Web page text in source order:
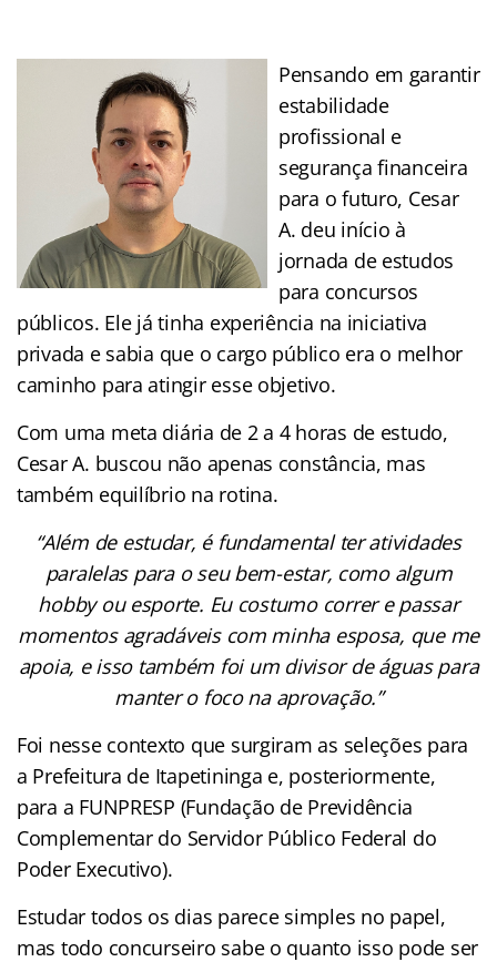
Pensando em garantir
estabilidade
profissional e
segurança financeira
para o futuro, Cesar
A. deu início à
jornada de estudos
para concursos
públicos. Ele já tinha experiência na iniciativa
privada e sabia que o cargo público era o melhor
caminho para atingir esse objetivo.
Com uma meta diária de 2 a 4 horas de estudo,
Cesar A. buscou não apenas constância, mas
também equilíbrio na rotina.
“Além de estudar, é fundamental ter atividades
paralelas para o seu bem-estar, como algum
hobby ou esporte. Eu costumo correr e passar
momentos agradáveis com minha esposa, que me
apoia, e isso também foi um divisor de águas para
manter o foco na aprovação.”
Foi nesse contexto que surgiram as seleções para
a Prefeitura de Itapetininga e, posteriormente,
para a FUNPRESP (Fundação de Previdência
Complementar do Servidor Público Federal do
Poder Executivo).
Estudar todos os dias parece simples no papel,
mas todo concurseiro sabe o quanto isso pode ser